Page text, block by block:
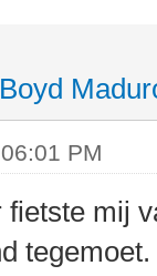
Boyd
PM
fietste mij